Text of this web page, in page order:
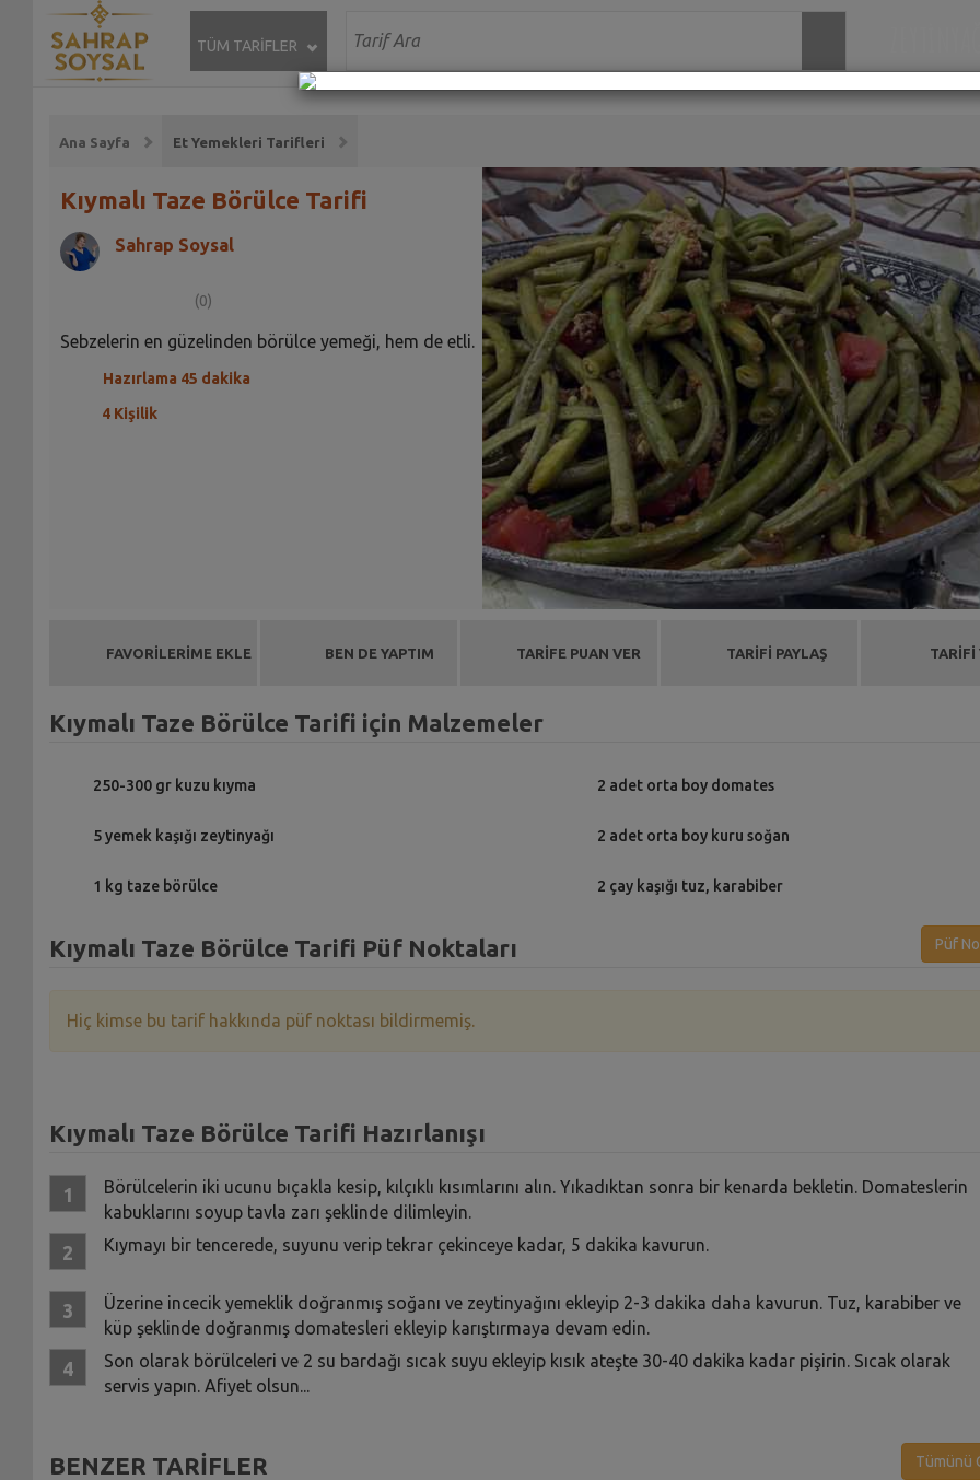
TÜM TARİFLER
Ana Sayfa Et Yemekleri Tarifleri
Kıymalı Taze Börülce Tarifi
Sahrap Soysal
(0)
Sebzelerin en güzelinden börülce yemeği, hem de etli.
Hazırlama 45 dakika
4 Kişilik
FAVORİLERİME EKLE BEN DE YAPTIM TARİFE PUAN VER TARİFİ PAYLAŞ TARİFİ
Kıymalı Taze Börülce Tarifi için Malzemeler
250-300 gr kuzu kıyma
5 yemek kaşığı zeytinyağı
1 kg taze börülce
2 adet orta boy domates
2 adet orta boy kuru soğan
2 çay kaşığı tuz, karabiber
Kıymalı Taze Börülce Tarifi Püf Noktaları Püf
Hiç kimse bu tarif hakkında püf noktası bildirmemiş.
Kıymalı Taze Börülce Tarifi Hazırlanışı
Börülcelerin iki ucunu bıçakla kesip, kılçıklı kısımlarını alın. Yıkadıktan sonra bir kenarda bekletin. Domateslerin
kabuklarını soyup tavla zarı şeklinde dilimleyin.
Kıymayı bir tencerede, suyunu verip tekrar çekinceye kadar, 5 dakika kavurun.
Üzerine incecik yemeklik doğranmış soğanı ve zeytinyağını ekleyip 2-3 dakika daha kavurun. Tuz, karabiber ve
küp şeklinde doğranmış domatesleri ekleyip karıştırmaya devam edin.
Son olarak börülceleri ve 2 su bardağı sıcak suyu ekleyip kısık ateşte 30-40 dakika kadar pişirin. Sıcak olarak
servis yapın. Afiyet olsun...
BENZER TARİFLER Tümünü